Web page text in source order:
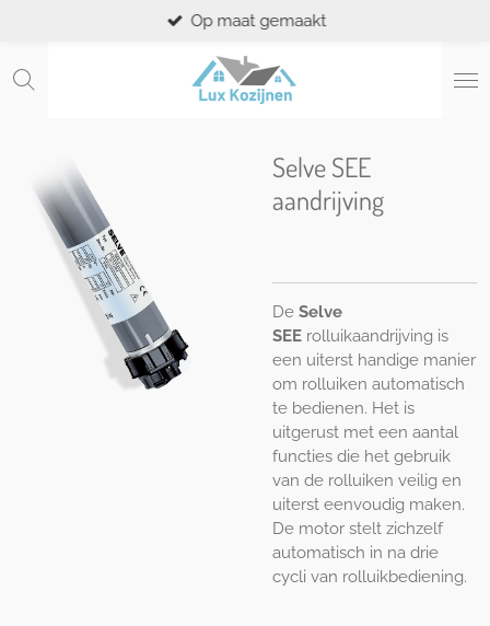
naar
Op maat gemaakt
Selve SEE
aandrijving
De Selve
SEE rolluikaandrijving is
een uiterst handige manier
om rolluiken automatisch
te bedienen. Het is
uitgerust met een aantal
functies die het gebruik
van de rolluiken veilig en
uiterst eenvoudig maken.
De motor stelt zichzelf
automatisch in na drie
cycli van rolluikbediening.